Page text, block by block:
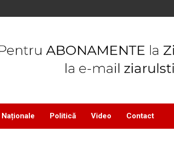
Naționale Politică Video Contact